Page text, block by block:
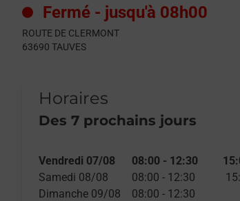
Fermé - jusqu'à 08h00
ROUTE DE CLERMONT
63690 TAUVES
Horaires
Des 7 prochains jours
Vendredi 07/08 08:00 - 12:30
Samedi 08/08
08:00 - 12:30
Dimanche 09/08
08:00 - 12:30